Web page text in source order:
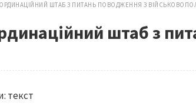
ШТАБ З ПИТАНЬ ПОВОДЖЕННЯ З
штаб з